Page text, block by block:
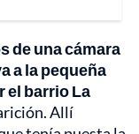
de una cámara
a la pequeña
el barrio La
Allí